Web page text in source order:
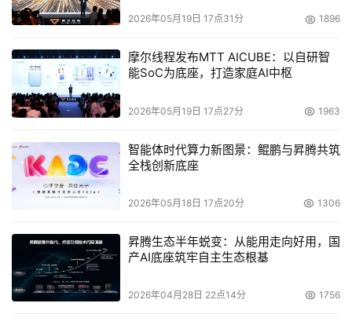
是一个理想的策略。
替换是指直接向用户派发统一安装Windows Vista的生产环
境，并将原有的用户数据迁移到新的桌面机和笔记本电脑
上。硬件使用新购的桌面机/笔记本电脑，升级后符合
Windows Vista要求的桌面机/笔记本电脑可以在项目后期
手工干预，效率高。但对于重复使用电脑的升级需要准确的
资产管理能力。
测试以确定最终的升级流程。测试包括：
l 针对不同硬件的兼容性
l 应用软件的兼容性
2026年05月19日 17点31分 1896
摩尔线程发布MTT AICUBE：以自研智
能SoC为底座，打造家庭AI中枢
2026年05月19日 17点27分 1963
智能体时代算力新图景：鲲鹏与昇腾共筑
全栈创新底座
2026年05月18日 17点20分 1306
昇腾生态半年蜕变：从能用走向好用，国
产AI底座筑牢自主生态根基
2026年04月28日 22点14分 1756